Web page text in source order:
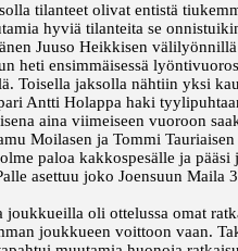
tilanteet olivat entistä
hyviä tilanteita se
Juuso Heikkisen
heti ensimmäisessä
Toisella jaksolla nähtiin yksi
Antti Holappa haki
aina viimeiseen vuoroon
Moilasen ja Tommi
paloa kakkospesälle ja
asettuu joko Joensuun Maila
joukkueilla oli ottelussa omat
joukkueen voittoon vaan.